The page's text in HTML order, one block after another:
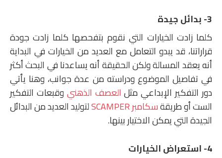
3- بدائل جيدة
كلما زادت الخيارات التي نقوم بتفحصها كلما زادت جودة
قراراتنا، قد يبدو التعامل مع العديد من الخيارات في البداية
أنه يعقد المسالة ولكن الحقيقة أنه يساعدنا في البحث أكثر
في تفاصيل الموضوع ودراسته من عدة جوانب، وهنا يأتي
دور التفكير الإبداعي مثل العصف الذهني وقبعات التفكير
الست أو طريقةسكامبر SCAMPER
لتوليد العديد من البدائل
الجيدة التي يمكن الاختيار بينها.
4- استعراض الخيارات